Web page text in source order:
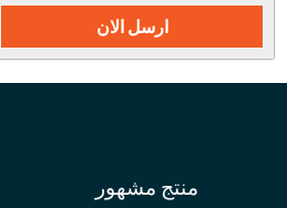
منتج مشهور